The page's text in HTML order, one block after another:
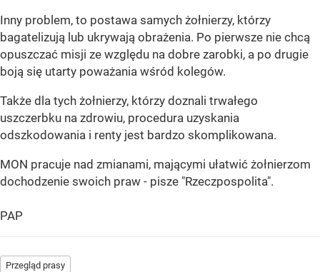
Inny problem, to postawa samych żołnierzy, którzy
bagatelizują lub ukrywają obrażenia. Po pierwsze nie chcą
opuszczać misji ze względu na dobre zarobki, a po drugie
boją się utarty poważania wśród kolegów.
Także dla tych żołnierzy, którzy doznali trwałego
uszczerbku na zdrowiu, procedura uzyskania
odszkodowania i renty jest bardzo skomplikowana.
MON pracuje nad zmianami, mającymi ułatwić żołnierzom
dochodzenie swoich praw - pisze "Rzeczpospolita".
PAP
Przegląd prasy